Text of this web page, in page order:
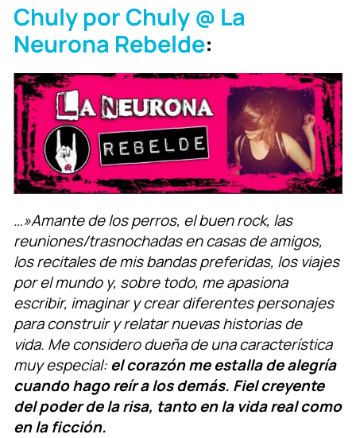
Chuly por Chuly @ La
Neurona Rebelde:
…»Amante de los perros, el buen rock, las
reuniones/trasnochadas en casas de amigos,
los recitales de mis bandas preferidas, los viajes
por el mundo y, sobre todo, me apasiona
escribir, imaginar y crear diferentes personajes
para construir y relatar nuevas historias de
vida. Me considero dueña de una característica
muy especial:el corazón me estalla de alegría
cuando hago reír a los demás. Fiel creyente
del poder de la risa, tanto en la vida real como
en la ficción.